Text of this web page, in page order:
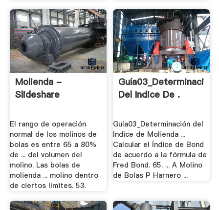
Molienda -
Slideshare
El rango de operación
normal de los molinos de
bolas es entre 65 a 80%
de ... del volumen del
molino. Las bolas de
molienda ... molino dentro
de ciertos límites. 53.
Guía03_Determinación
Del Indice De .
Guía03_Determinación del
Indice de Molienda ...
Calcular el Índice de Bond
de acuerdo a la fórmula de
Fred Bond. 65. ... A Molino
de Bolas P Harnero ...